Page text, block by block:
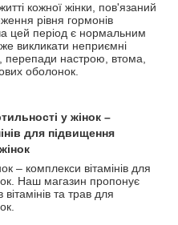
кожної жінки, пов'язаний
рівня гормонів
цей період є нормальним
викликати неприємні
настрою, втома,
оболонок.
у жінок –
для підвищення
– комплекси вітамінів для
Наш магазин пропонує
та трав для